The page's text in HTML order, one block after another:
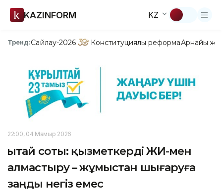
KAZINFORM KZ
Тренд:Сайлау-2026 Конституциялық реформаАрнайы
22:00, 04 Мамыр 2026
Қытай соты: қызметкерді ЖИ-мен
алмастыру – жұмыстан шығаруға
заңды негіз емес